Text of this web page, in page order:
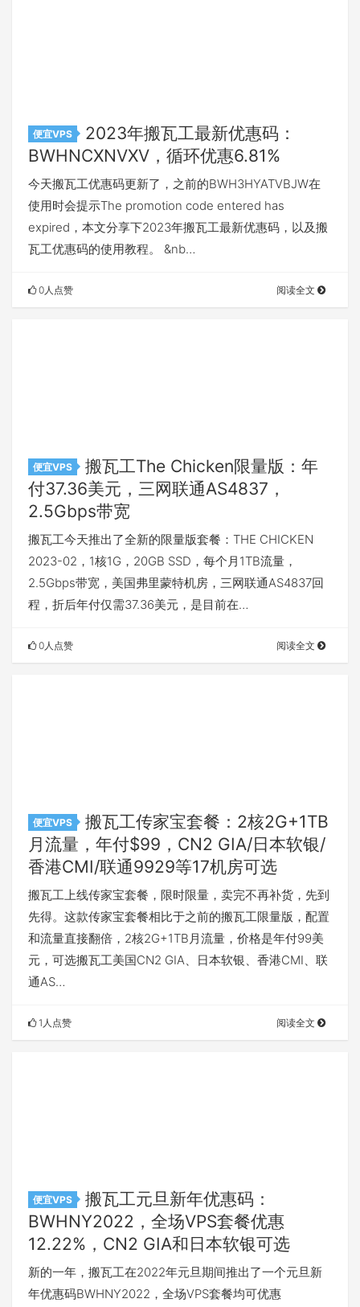
便宜VPS
2023年搬瓦工最新优惠码：
BWHNCXNVXV，循环优惠6.81%
今天搬瓦工优惠码更新了，之前的BWH3HYATVBJW在
使用时会提示The promotion code entered has
expired，本文分享下2023年搬瓦工最新优惠码，以及搬
瓦工优惠码的使用教程。 &nb…
0人点赞 阅读全文
便宜VPS
搬瓦工The Chicken限量版：年
付37.36美元，三网联通AS4837，
2.5Gbps带宽
搬瓦工今天推出了全新的限量版套餐：THE CHICKEN
2023-02，1核1G，20GB SSD，每个月1TB流量，
2.5Gbps带宽，美国弗里蒙特机房，三网联通AS4837回
程，折后年付仅需37.36美元，是目前在…
0人点赞 阅读全文
便宜VPS
搬瓦工传家宝套餐：2核2G+1TB
月流量，年付$99，CN2 GIA/日本软银/
香港CMI/联通9929等17机房可选
搬瓦工上线传家宝套餐，限时限量，卖完不再补货，先到
先得。这款传家宝套餐相比于之前的搬瓦工限量版，配置
和流量直接翻倍，2核2G+1TB月流量，价格是年付99美
元，可选搬瓦工美国CN2 GIA、日本软银、香港CMI、联
通AS…
1人点赞 阅读全文
便宜VPS
搬瓦工元旦新年优惠码：
BWHNY2022，全场VPS套餐优惠
12.22%，CN2 GIA和日本软银可选
新的一年，搬瓦工在2022年元旦期间推出了一个元旦新
年优惠码BWHNY2022，全场VPS套餐均可优惠